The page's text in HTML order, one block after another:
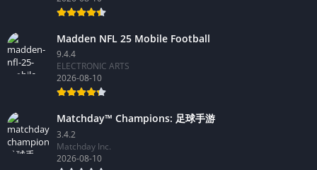
Madden NFL 25 Mobile Football
9.4.4
ELECTRONIC ARTS
2026-08-10
Matchday™ Champions: 足球手游
3.4.2
Matchday Inc.
2026-08-10